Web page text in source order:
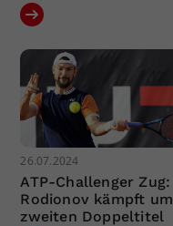
26.07.2024
ATP-Challenger Zug:
Rodionov kämpft um
zweiten Doppeltitel